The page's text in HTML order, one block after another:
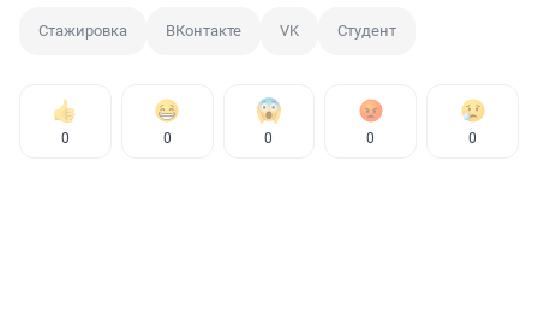
Стажировка ВКонтакте VK Студент
0 0 0 0 0